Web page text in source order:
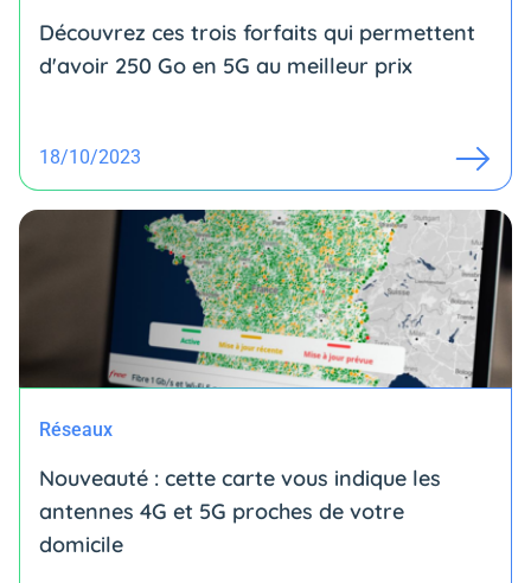
Découvrez ces trois forfaits qui permettent
d'avoir 250 Go en 5G au meilleur prix
18/10/2023
Réseaux
Nouveauté : cette carte vous indique les
antennes 4G et 5G proches de votre
domicile